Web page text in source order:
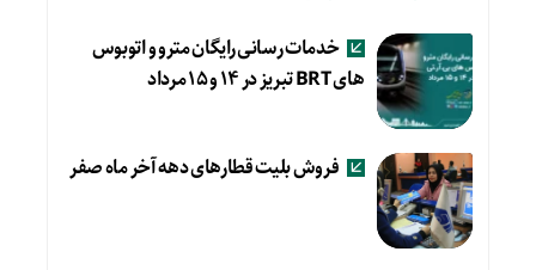
خدمات رسانی رایگان مترو و اتوبوس
های BRT تبریز در ۱۴ و ۱۵ مرداد
فروش بلیت قطارهای دهه آخر ماه صفر